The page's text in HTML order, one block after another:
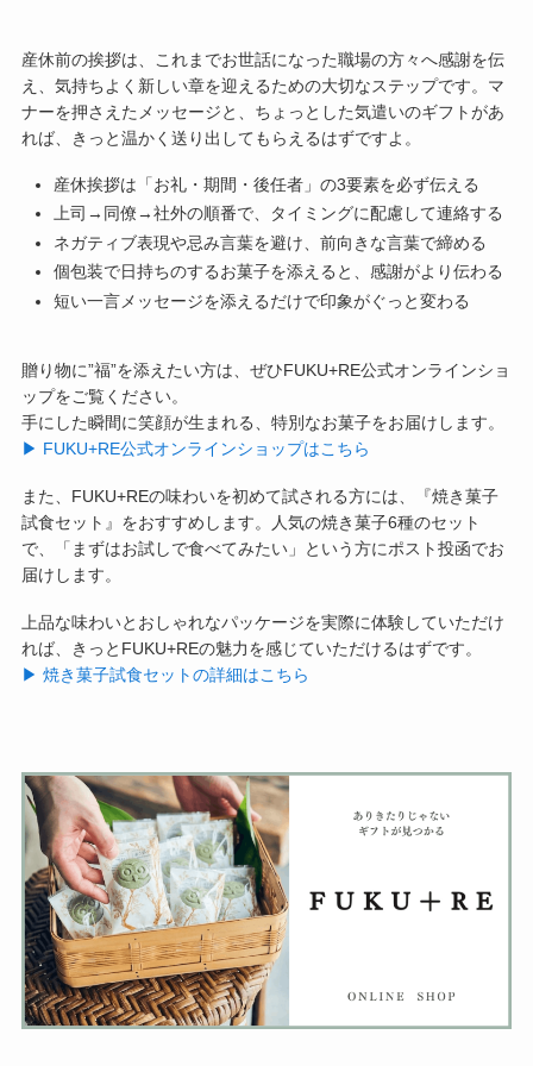
産休前の挨拶は、これまでお世話になった職場の方々へ感謝を伝
え、気持ちよく新しい章を迎えるための大切なステップです。マ
ナーを押さえたメッセージと、ちょっとした気遣いのギフトがあ
れば、きっと温かく送り出してもらえるはずですよ。
産休挨拶は「お礼・期間・後任者」の3要素を必ず伝える
上司→同僚→社外の順番で、タイミングに配慮して連絡する
ネガティブ表現や忌み言葉を避け、前向きな言葉で締める
個包装で日持ちのするお菓子を添えると、感謝がより伝わる
短い一言メッセージを添えるだけで印象がぐっと変わる
贈り物に”福”を添えたい方は、ぜひFUKU+RE公式オンラインショ
ップをご覧ください。
手にした瞬間に笑顔が生まれる、特別なお菓子をお届けします。
▶︎ FUKU+RE公式オンラインショップはこちら
また、FUKU+REの味わいを初めて試される方には、『焼き菓子
試食セット』をおすすめします。人気の焼き菓子6種のセット
で、「まずはお試しで食べてみたい」という方にポスト投函でお
届けします。
上品な味わいとおしゃれなパッケージを実際に体験していただけ
れば、きっとFUKU+REの魅力を感じていただけるはずです。
▶︎ 焼き菓子試食セットの詳細はこちら